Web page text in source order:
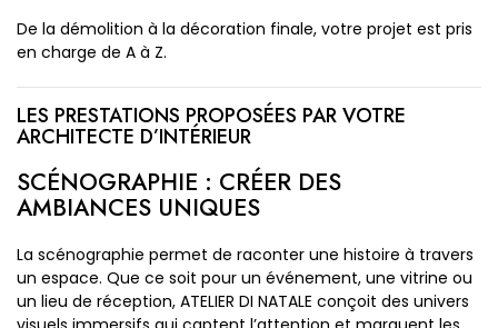
De la démolition à la décoration finale, votre projet est pris
en charge de A à Z.
LES PRESTATIONS PROPOSÉES PAR VOTRE
ARCHITECTE D’INTÉRIEUR
SCÉNOGRAPHIE : CRÉER DES
AMBIANCES UNIQUES
La scénographie permet de raconter une histoire à travers
un espace. Que ce soit pour un événement, une vitrine ou
un lieu de réception, ATELIER DI NATALE conçoit des univers